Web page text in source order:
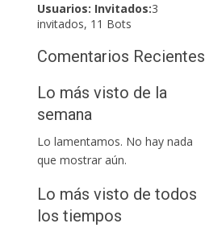
Usuarios: Invitados:3
invitados, 11 Bots
Comentarios Recientes
Lo más visto de la
semana
Lo lamentamos. No hay nada
que mostrar aún.
Lo más visto de todos
los tiempos